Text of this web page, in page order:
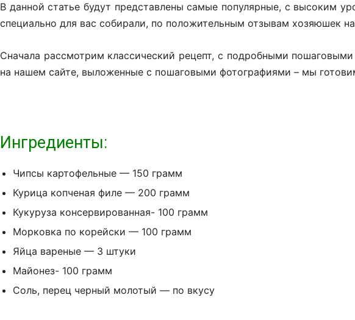
В данной статье будут представлены самые популярные, с высоким
специально для вас собирали, по положительным отзывам хозяюшек
Сначала рассмотрим классический рецепт, с подробными
на нашем сайте, выложенные с пошаговыми фотографиями – мы
Ингредиенты:
Чипсы картофельные — 150 грамм
Курица копченая филе — 200 грамм
Кукуруза консервированная- 100 грамм
Морковка по корейски — 100 грамм
Яйца вареные — 3 штуки
Майонез- 100 грамм
Соль, перец черный молотый — по вкусу